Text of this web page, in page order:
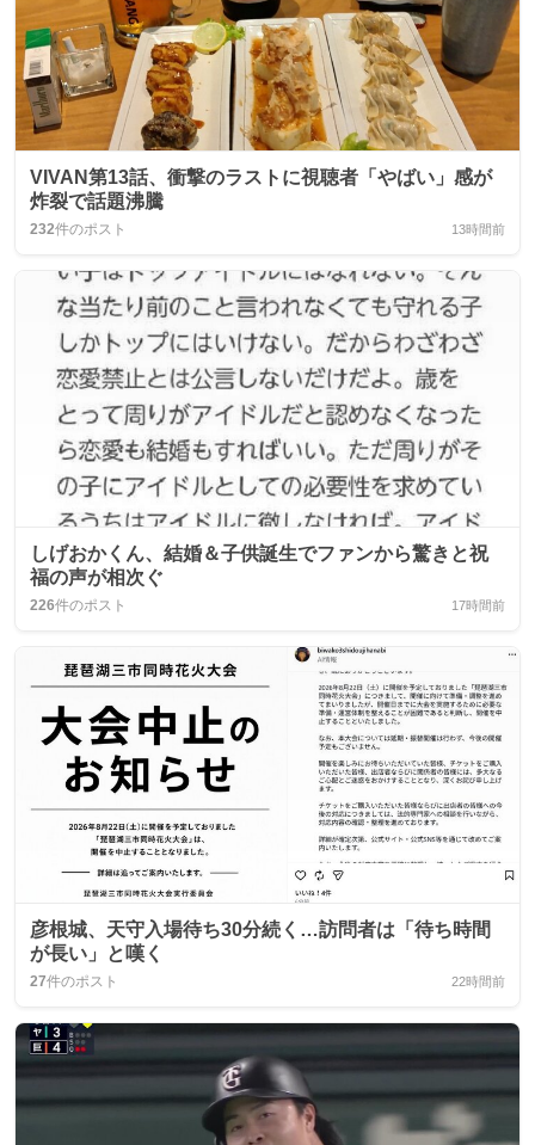
VIVAN第13話、衝撃のラストに視聴者「やばい」感が
炸裂で話題沸騰
232件のポスト 13時間前
しげおかくん、結婚＆子供誕生でファンから驚きと祝
福の声が相次ぐ
226件のポスト 17時間前
彦根城、天守入場待ち30分続く…訪問者は「待ち時間
が長い」と嘆く
27件のポスト 22時間前